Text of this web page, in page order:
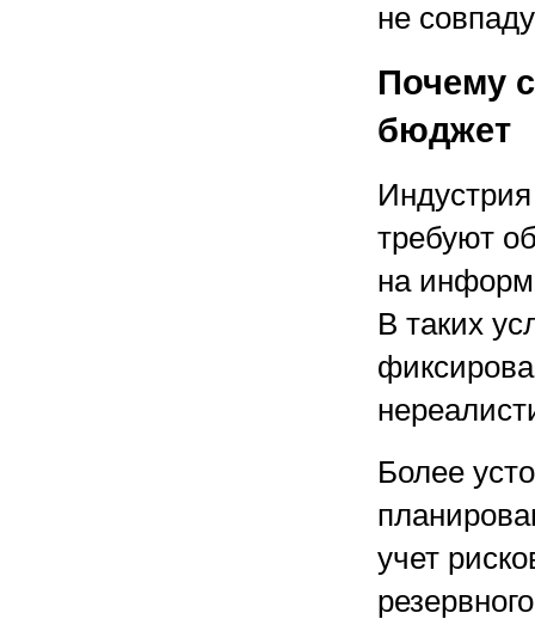
не
Почему
бюджет
требуют
на
В таких
Более
учет